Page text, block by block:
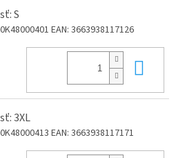
S
EAN: 3663938117126
3XL
EAN: 3663938117171